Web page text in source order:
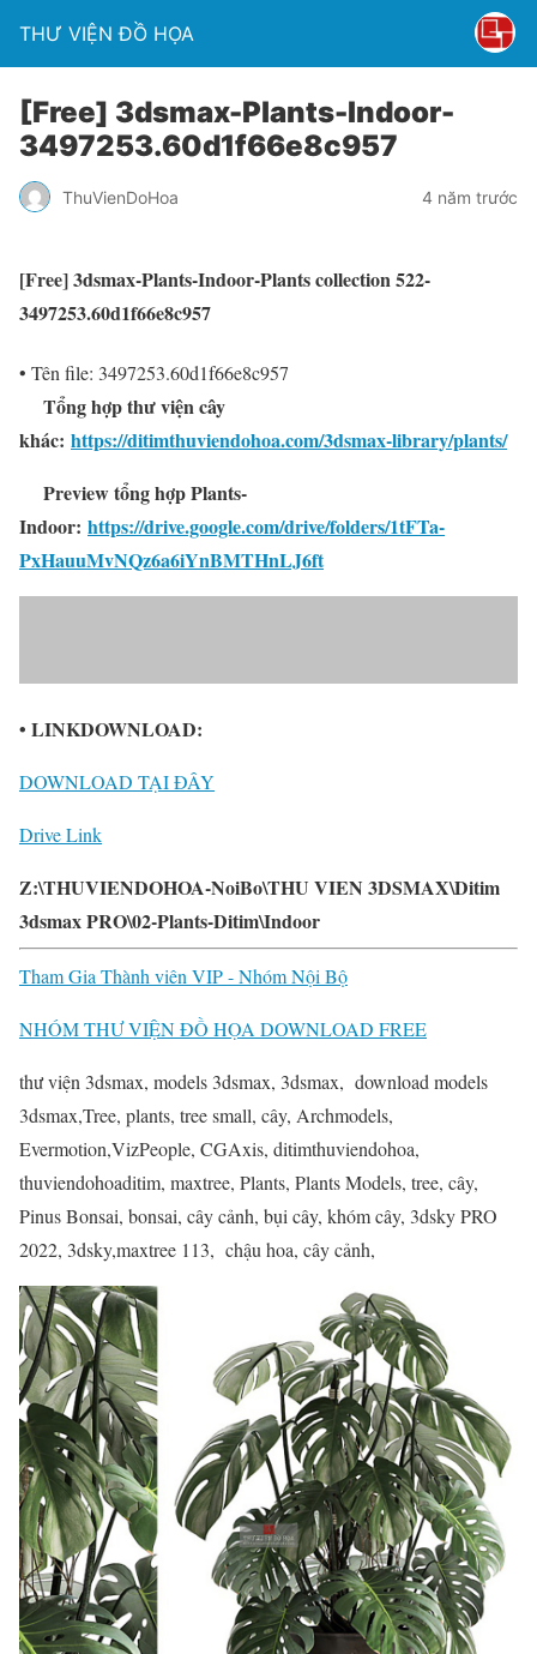
THƯ VIỆN ĐỒ HỌA
[Free] 3dsmax-Plants-Indoor-
3497253.60d1f66e8c957
ThuVienDoHoa 4 năm trước
[Free] 3dsmax-Plants-Indoor-Plants collection 522-
3497253.60d1f66e8c957
• Tên file: 3497253.60d1f66e8c957
Tổng hợp thư viện cây
khác: https://ditimthuviendohoa.com/3dsmax-library/plants/
Preview tổng hợp Plants-
Indoor: https://drive.google.com/drive/folders/1tFTa-
PxHauuMvNQz6a6iYnBMTHnLJ6ft
• LINKDOWNLOAD:
DOWNLOAD TẠI ĐÂY
Drive Link
Z:\THUVIENDOHOA-NoiBo\THU VIEN 3DSMAX\Ditim
3dsmax PRO\02-Plants-Ditim\Indoor
Tham Gia Thành viên VIP - Nhóm Nội Bộ
NHÓM THƯ VIỆN ĐỒ HỌA DOWNLOAD FREE
thư viện 3dsmax, models 3dsmax, 3dsmax, download models
3dsmax,Tree, plants, tree small, cây, Archmodels,
Evermotion,VizPeople, CGAxis, ditimthuviendohoa,
thuviendohoaditim, maxtree, Plants, Plants Models, tree, cây,
Pinus Bonsai, bonsai, cây cảnh, bụi cây, khóm cây, 3dsky PRO
2022, 3dsky,maxtree 113, chậu hoa, cây cảnh,